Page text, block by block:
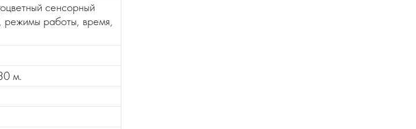
сенсорный
режимы работы, время,
м.